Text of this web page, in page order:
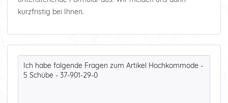
kurzfristig bei Ihnen.